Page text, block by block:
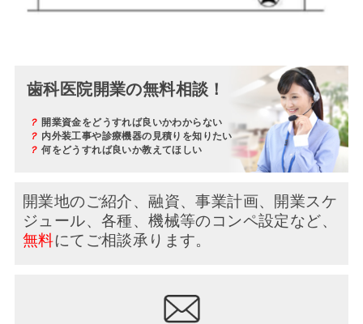
歯科医院開業の無料相談！
？開業資金をどうすれば良いかわからない
？ 内外装工事や診療機器の見積りを知りたい
？何をどうすれば良いか教えてほしい
開業地のご紹介、融資、事業計画、開業スケ
ジュール、 各種、機械等のコンペ設定など、
無料にてご相談承ります。